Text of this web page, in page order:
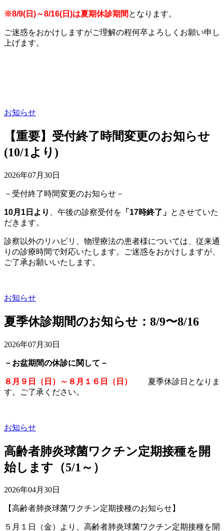
※8/9(日)～8/16(日)は夏期休診期間 となります。
ご迷惑をおかけしますがご理解の程何卒よろしくお願い申し
上げます。
お知らせ
【重要】受付終了時間変更のお知らせ
(10/1より)
2026年07月30日
－受付終了時間変更のお知らせ－
10月1日より 、午後の診察受付を 「17時終了」 とさせていた
だきます。
診察以外のリハビリ、物理療法の患者様については、従来通
りの診療時間で対応いたします。ご迷惑をおかけしますが、
ご了承お願いいたします。
お知らせ
夏季休診期間のお知らせ：8/9〜8/16
2026年07月30日
－お盆期間の休診に関して－
８月９日（日）～８月１６日（日）
夏季休診日となりま
す。ご了承ください。
お知らせ
高齢者肺炎球菌ワクチン定期接種を開
始します（5/1～）
2026年04月30日
【高齢者肺炎球菌ワクチン定期接種のお知らせ】
５月１日（金）より、高齢者肺炎球菌ワクチン定期接種を開